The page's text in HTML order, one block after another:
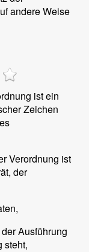
andere Weise
ist ein
Zeichen
Verordnung ist
der
Ausführung
steht,